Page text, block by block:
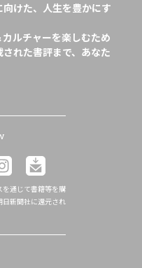
けた、人生を豊かにす
ルチャーを楽しむため
れた書評まで、あなた
通じて書籍等を購
新聞社に還元され